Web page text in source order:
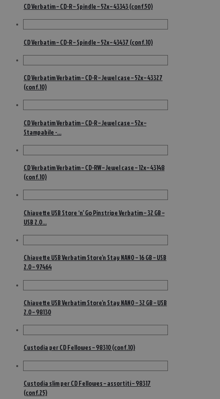
CD Verbatim – CD-R – Spindle – 52x – 43343 (conf.50)
CD Verbatim – CD-R – Spindle – 52x – 43437 (conf.10)
CD Verbatim Verbatim – CD-R – Jewel case – 52x – 43327
(conf.10)
CD Verbatim Verbatim – CD-R – Jewel case – 52x –
Stampabile -…
CD Verbatim Verbatim – CD-RW – Jewel case – 12x – 43148
(conf.10)
Chiavette USB Store ‘n’ Go Pinstripe Verbatim – 32 GB –
USB 2.0…
Chiavette USB Verbatim Store’n Stay NANO – 16 GB – USB
2.0 – 97464
Chiavette USB Verbatim Store’n Stay NANO – 32 GB – USB
2.0 – 98130
Custodia per CD Fellowes – 98310 (conf.10)
Custodia slim per CD Fellowes – assortiti – 98317
(conf.25)